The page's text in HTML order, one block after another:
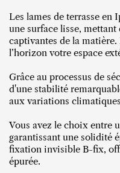
Les lames de terrasse
une surface lisse,
captivantes de la
l’horizon votre espace
Grâce au processus de
d'une stabilité
aux variations
Vous avez le choix entre
garantissant une solidité
fixation invisible B-fix,
épurée.